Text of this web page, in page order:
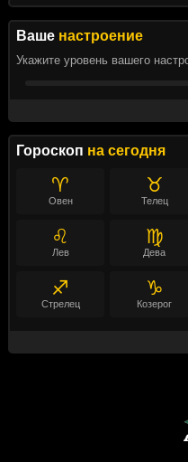
Ваше настроение
Укажите уровень вашего
Гороскоп на сегодня
♈
Овен
♉
Телец
♌
Лев
♍
Дева
♐
Стрелец
♑
Козерог